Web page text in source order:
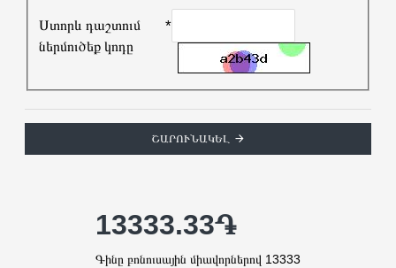
Ստորև դաշտում
ներմուծեք կոդը
ՇԱՐՈՒՆԱԿԵԼ
13333.33֏
Գինը բոնուսային միավորներով 13333